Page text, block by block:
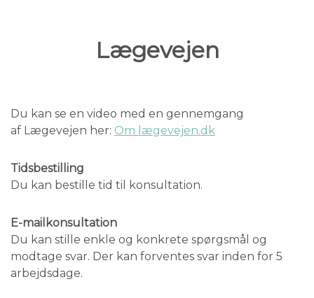
Lægevejen
Du kan se en video med en gennemgang
af Lægevejen her: Om lægevejen.dk
Tidsbestilling
Du kan bestille tid til konsultation.
E-mailkonsultation
Du kan stille enkle og konkrete spørgsmål og
modtage svar. Der kan forventes svar inden for 5
arbejdsdage.